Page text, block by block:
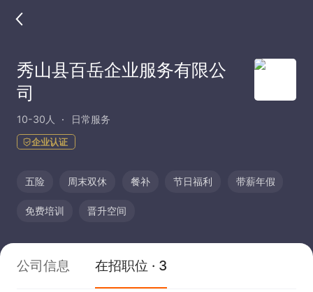
秀山县百岳企业服务有限公
司
10-30人 日常服务
企业认证
五险 周末双休 餐补 节日福利 带薪年假
免费培训 晋升空间
公司信息 在招职位 · 3